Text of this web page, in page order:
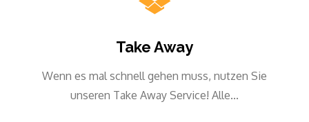
Take Away
Wenn es mal schnell gehen muss, nutzen Sie
unseren Take Away Service! Alle...